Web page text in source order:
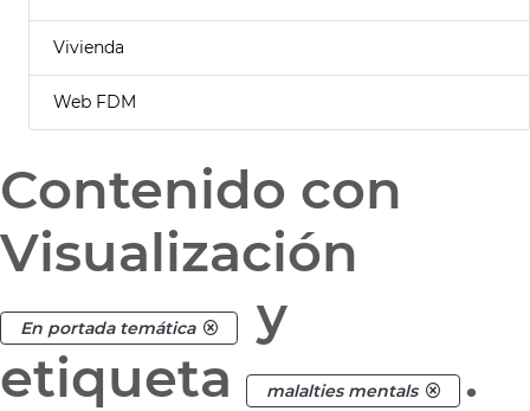
Vivienda
Web FDM
Contenido con
Visualización
En portada temática
y
etiqueta
malalties mentals .